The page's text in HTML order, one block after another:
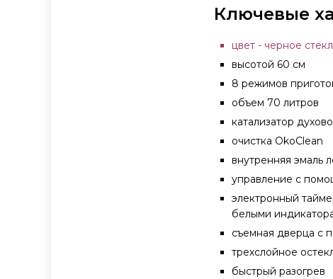
Ключевые
цвет - черное
высотой 60 см
8 режимов
объем 70 литров
катализатор
очистка OkoClean
внутренняя эмаль
управление с
электронный
белыми
съемная дверца с
трехслойное
быстрый разогрев